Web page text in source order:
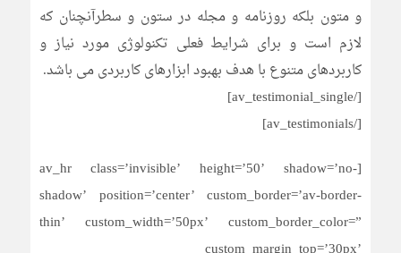
و متون بلکه روزنامه و مجله در ستون و سطرآنچنان که
لازم است و برای شرایط فعلی تکنولوژی مورد نیاز و
کاربردهای متنوع با هدف بهبود ابزارهای کاربردی می باشد.
[/av_testimonial_single]
[/av_testimonials]
[av_hr class=’invisible’ height=’50’ shadow=’no-
shadow’ position=’center’ custom_border=’av-border-
thin’ custom_width=’50px’ custom_border_color=”